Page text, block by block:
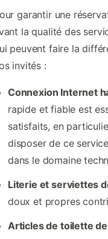
garantir une
la qualité des
peuvent faire la
invités :
Connexion Internet
rapide et fiable est
satisfaits, en
disposer de ce
dans le domaine
Literie et serviettes
doux et propres
Articles de toilette